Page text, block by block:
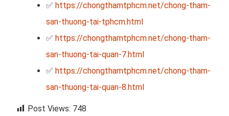
✅ https://chongthamtphcm.net/chong-tham-
san-thuong-tai-tphcm.html
✅ https://chongthamtphcm.net/chong-tham-
san-thuong-tai-quan-7.html
✅ https://chongthamtphcm.net/chong-tham-
san-thuong-tai-quan-8.html
Post Views: 748